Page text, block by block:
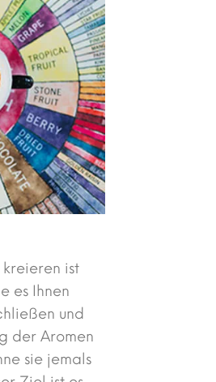
kreieren ist
es Ihnen
und
der Aromen
sie jemals